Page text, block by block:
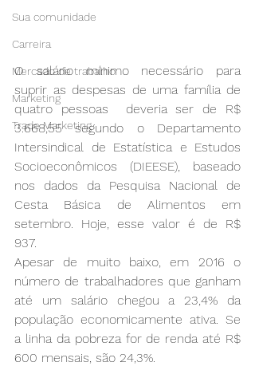
Sua comunidade
Carreira
Mercado de trabalho
Marketing
Trade Marketing
O salário mínimo necessário para
suprir as despesas de uma família de
quatro pessoas  deveria ser de R$
3.668,55 segundo o Departamento
Intersindical de Estatística e Estudos
Socioeconômicos (DIEESE), baseado
nos dados da Pesquisa Nacional de
Cesta Básica de Alimentos em
setembro. Hoje, esse valor é de R$
937.
Apesar de muito baixo, em 2016 o
número de trabalhadores que ganham
até um salário chegou a 23,4% da
população economicamente ativa. Se
a linha da pobreza for de renda até R$
600 mensais, são 24,3%.